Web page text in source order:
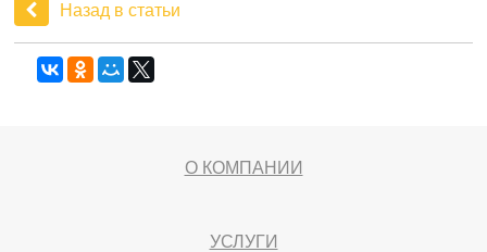
Назад в статьи
О КОМПАНИИ
УСЛУГИ